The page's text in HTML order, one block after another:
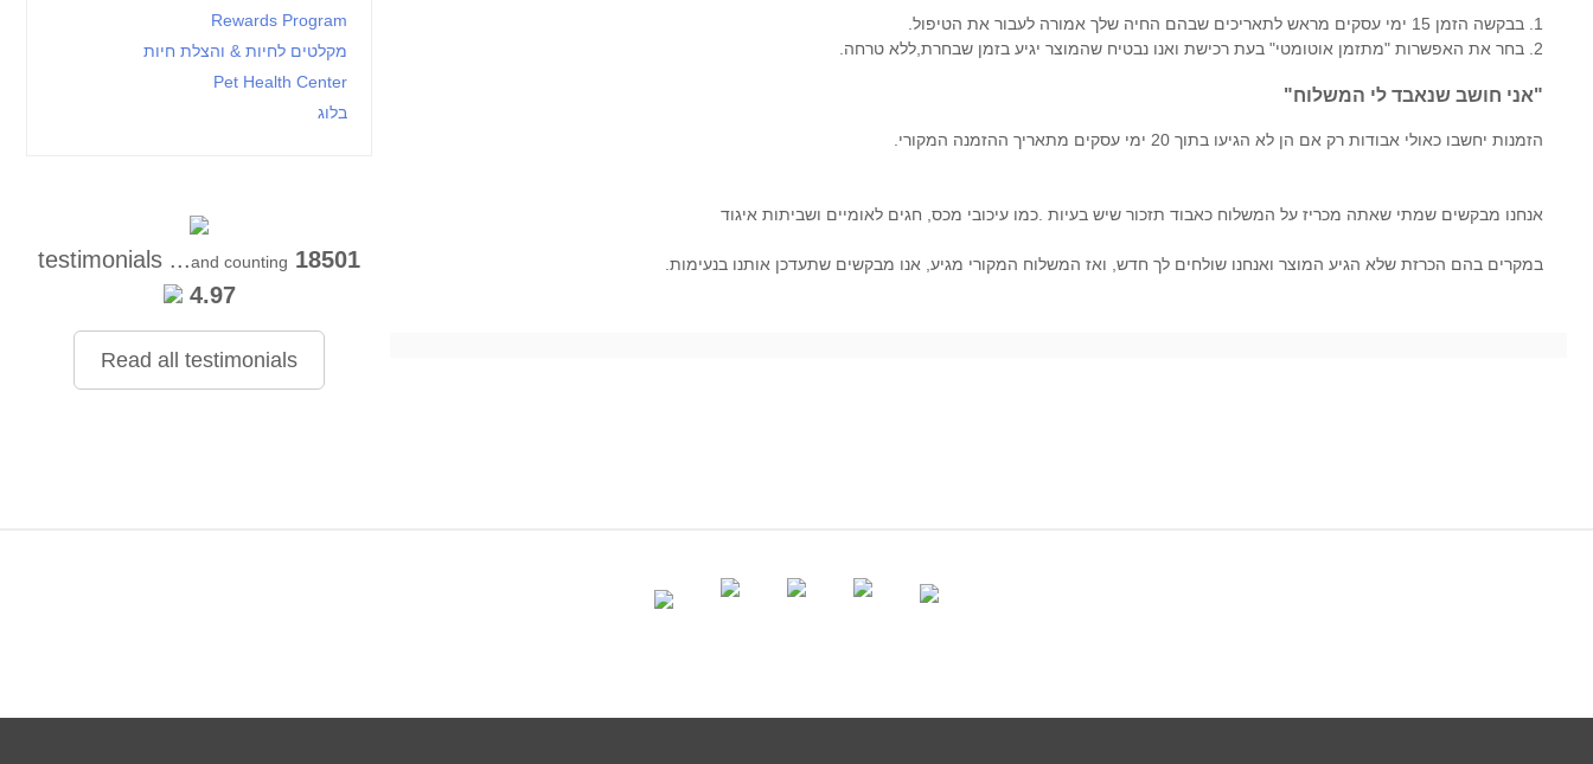
Rewards Program
מקלטים לחיות & והצלת חיות
Pet Health Center
בלוג
18501
and counting
4.97
Read all testimonials
1. בבקשה הזמן 15 ימי עסקים מראש לתאריכים שבהם החיה שלך אמורה לעבור את הטיפול.
2. בחר את האפשרות "מתזמן אוטומטי" בעת רכישת ואנו נבטיח שהמוצר יגיע בזמן שבחרת,ללא טרחה.
"אני חושב שנאבד לי המשלוח"
הזמנות יחשבו כאולי אבודות רק אם הן לא הגיעו בתוך 20 ימי עסקים מתאריך ההזמנה המקורי.
אנחנו מבקשים שמתי שאתה מכריז על המשלוח כאבוד תזכור שיש בעיות .כמו עיכובי מכס, חגים לאומיים ושביתות איגוד
במקרים בהם הכרזת שלא הגיע המוצר ואנחנו שולחים לך חדש, ואז המשלוח המקורי מגיע, אנו מבקשים שתעדכן אותנו בנעימות.